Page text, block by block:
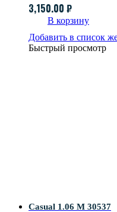
3,150.00 ₽
В корзину
Добавить в список
Быстрый просмотр
Casual 1.06 M 30537